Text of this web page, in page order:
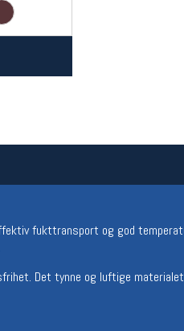
fukttransport og god
Det tynne og luftige
Magasinet